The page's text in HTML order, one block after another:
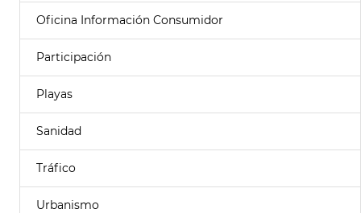
Oficina Información Consumidor
Participación
Playas
Sanidad
Tráfico
Urbanismo